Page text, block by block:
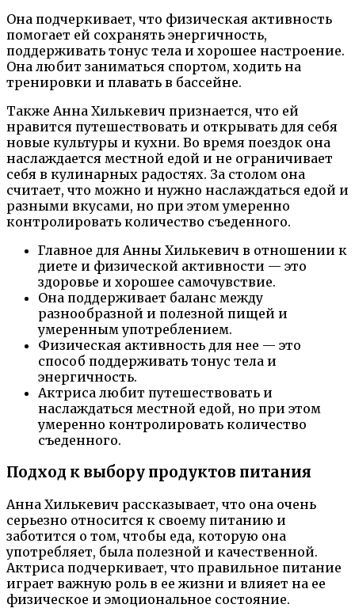
Она подчеркивает, что физическая активность
помогает ей сохранять энергичность,
поддерживать тонус тела и хорошее настроение.
Она любит заниматься спортом, ходить на
тренировки и плавать в бассейне.
Также Анна Хилькевич признается, что ей
нравится путешествовать и открывать для себя
новые культуры и кухни. Во время поездок она
наслаждается местной едой и не ограничивает
себя в кулинарных радостях. За столом она
считает, что можно и нужно наслаждаться едой и
разными вкусами, но при этом умеренно
контролировать количество съеденного.
Главное для Анны Хилькевич в отношении к
диете и физической активности — это
здоровье и хорошее самочувствие.
Она поддерживает баланс между
разнообразной и полезной пищей и
умеренным употреблением.
Физическая активность для нее — это
способ поддерживать тонус тела и
энергичность.
Актриса любит путешествовать и
наслаждаться местной едой, но при этом
умеренно контролировать количество
съеденного.
Подход к выбору продуктов питания
Анна Хилькевич рассказывает, что она очень
серьезно относится к своему питанию и
заботится о том, чтобы еда, которую она
употребляет, была полезной и качественной.
Актриса подчеркивает, что правильное питание
играет важную роль в ее жизни и влияет на ее
физическое и эмоциональное состояние.